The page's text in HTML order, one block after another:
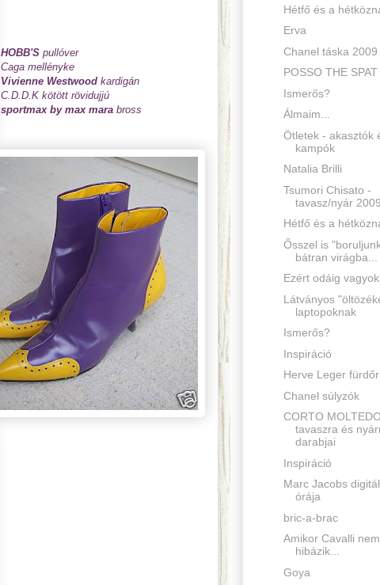
HOBB'S pullóver
Caga mellényke
Vivienne Westwood kardigán
C.D.D.K kötött rövidujjú
sportmax by max mara bross
Hétfő és a
Erva
Chanel táska 2009
POSSO THE SPAT
Ismerős?
Álmaim...
Ötletek - akasztók
kampók
Natalia Brilli
Tsumori Chisato -
tavasz/nyár 2009
Hétfő és a
Ősszel is
bátran virágba...
Ezért odáig
Látványos
laptopoknak
Ismerős?
Inspiráció
Herve Leger
Chanel súlyzók
CORTO MOLTEDO
tavaszra és
darabjai
Inspiráció
Marc Jacobs
órája
bric-a-brac
Amikor Cavalli nem
hibázik...
Goya